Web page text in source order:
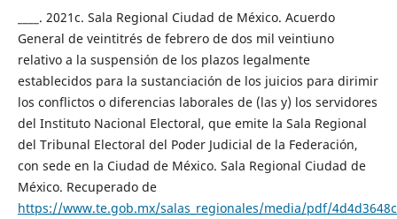
____. 2021c. Sala Regional Ciudad de México. Acuerdo
General de veintitrés de febrero de dos mil veintiuno
relativo a la suspensión de los plazos legalmente
establecidos para la sustanciación de los juicios para dirimir
los conflictos o diferencias laborales de (las y) los servidores
del Instituto Nacional Electoral, que emite la Sala Regional
del Tribunal Electoral del Poder Judicial de la Federación,
con sede en la Ciudad de México. Sala Regional Ciudad de
México. Recuperado de
https://www.te.gob.mx/salas_regionales/media/pdf/